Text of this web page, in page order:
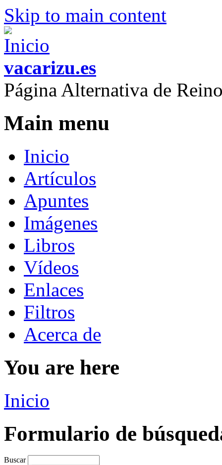
Skip to main content
vacarizu.es
Página Alternativa de
Main menu
Inicio
Artículos
Apuntes
Imágenes
Libros
Vídeos
Enlaces
Filtros
Acerca de
You are here
Inicio
Formulario de
Buscar